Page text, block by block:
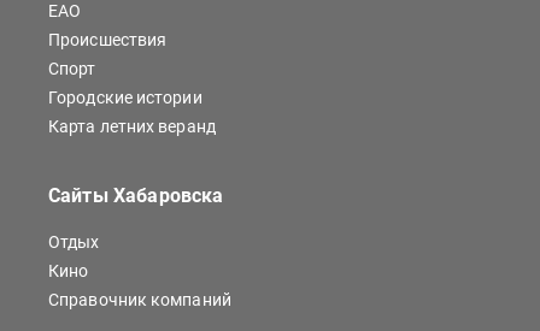
ЕАО
Происшествия
Спорт
Городские истории
Карта летних веранд
Сайты Хабаровска
Отдых
Кино
Справочник компаний